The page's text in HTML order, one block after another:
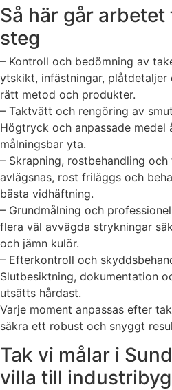
Så här går arbetet
steg
– Kontroll och bedömning av
ytskikt, infästningar,
rätt metod och produkter.
– Taktvätt och rengöring av
Högtryck och anpassade medel
målningsbar yta.
– Skrapning, rostbehandling
avlägsnas, rost friläggs och
bästa vidhäftning.
– Grundmålning och
flera väl avvägda strykningar
och jämn kulör.
– Efterkontroll och
Slutbesiktning, dokumentation
utsätts hårdast.
Varje moment anpassas efter
säkra ett robust och snyggt
Tak vi målar i
villa till